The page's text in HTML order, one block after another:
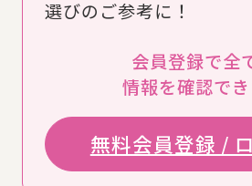
選びのご参考に！
会員登録で全
情報を確認で
無料会員登録 /